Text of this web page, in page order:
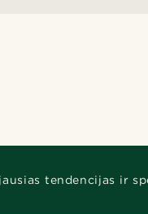
tendencijas ir